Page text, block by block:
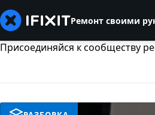
Ремонт своими
Присоединяйся к сообществу